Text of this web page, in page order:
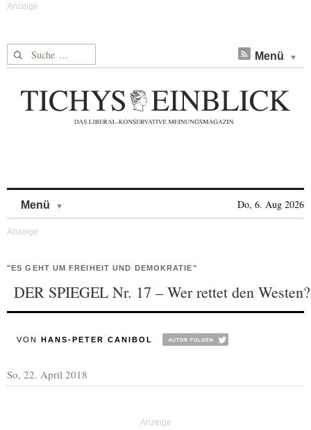
Suche nach: Menü
Menü Do, 6. Aug 2026
"ES GEHT UM FREIHEIT UND DEMOKRATIE"
DER SPIEGEL Nr. 17 – Wer rettet den Westen?
VON HANS-PETER CANIBOL
So, 22. April 2018